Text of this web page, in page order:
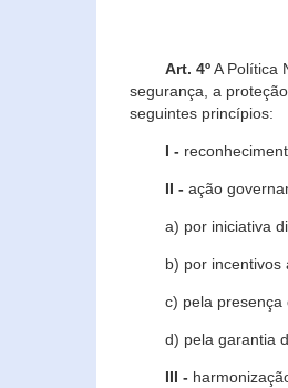
Art. 4ºA Política
segurança, a
seguintes
I -
II - ação
a) por iniciativa
b) por incentivos à
c) pela presença
d) pela garantia
III -